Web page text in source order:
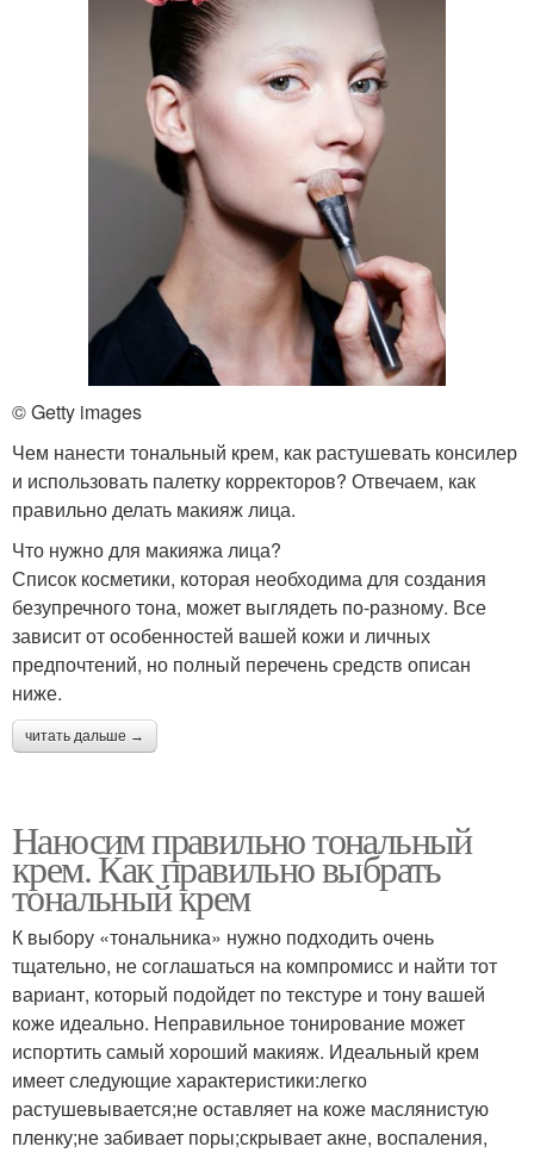
© Getty images
Чем нанести тональный крем, как растушевать консилер
и использовать палетку корректоров? Отвечаем, как
правильно делать макияж лица.
Что нужно для макияжа лица?
Список косметики, которая необходима для создания
безупречного тона, может выглядеть по-разному. Все
зависит от особенностей вашей кожи и личных
предпочтений, но полный перечень средств описан
ниже.
читать дальше →
Наносим правильно тональный
крем. Как правильно выбрать
тональный крем
К выбору «тональника» нужно подходить очень
тщательно, не соглашаться на компромисс и найти тот
вариант, который подойдет по текстуре и тону вашей
коже идеально. Неправильное тонирование может
испортить самый хороший макияж. Идеальный крем
имеет следующие характеристики:легко
растушевывается;не оставляет на коже маслянистую
пленку;не забивает поры;скрывает акне, воспаления,